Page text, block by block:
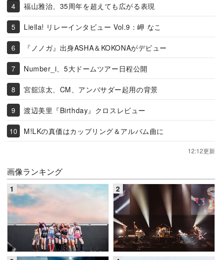
福山雅治、35周年を超えても広がる表現
Liella! リレーインタビュー Vol.9：岬 なこ
『ノノガ』出身ASHA＆KOKONAがデビュー
Number_i、5大ドームツアー日程公開
宮舘涼太、CM、アンバサダー起用の背景
渡辺美里『Birthday』クロスレビュー
M!LKの真価はカップリング＆アルバム曲に
12:12更新
画像ランキング